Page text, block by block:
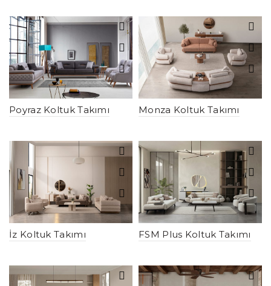
Poyraz Koltuk Takımı Monza Koltuk Takımı
İz Koltuk Takımı FSM Plus Koltuk Takımı